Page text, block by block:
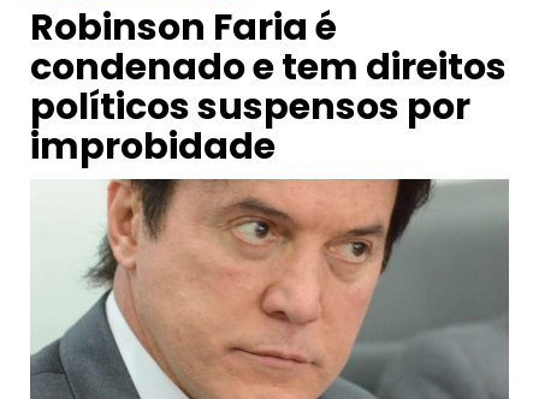
Robinson Faria é
condenado e tem direitos
políticos suspensos por
improbidade